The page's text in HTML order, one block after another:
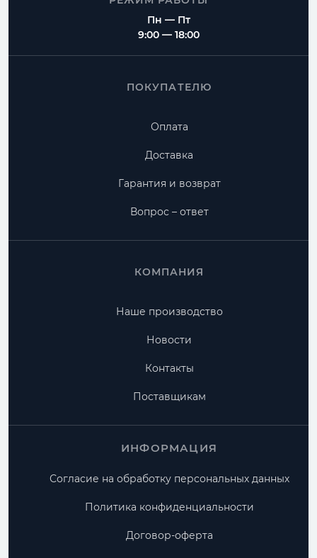
Пн — Пт
9:00 — 18:00
ПОКУПАТЕЛЮ
Оплата
Доставка
Гарантия и возврат
Вопрос – ответ
КОМПАНИЯ
Наше производство
Новости
Контакты
Поставщикам
ИНФОРМАЦИЯ
Согласие на обработку персональных данных
Политика конфиденциальности
Договор-оферта